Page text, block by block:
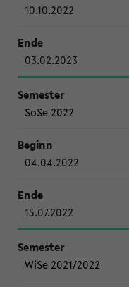
10.10.2022
03.02.2023
SoSe 2022
04.04.2022
15.07.2022
WiSe 2021/2022